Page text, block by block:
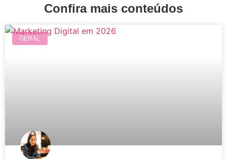
Confira mais conteúdos
GERAL